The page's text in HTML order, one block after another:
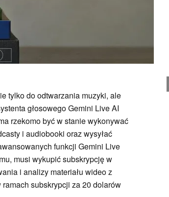
tylko do odtwarzania muzyki, ale
głosowego Gemini Live AI
rzekomo być w stanie wykonywać
i audiobooki oraz wysyłać
funkcji Gemini Live
musi wykupić subskrypcję w
i analizy materiału wideo z
subskrypcji za 20 dolarów